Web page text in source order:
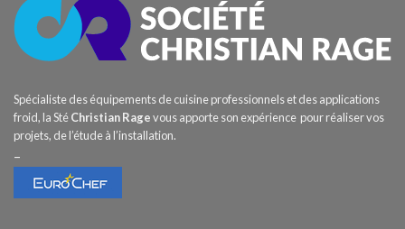
Spécialiste des équipements de cuisine professionnels et des applications
froid, la StéChristian Ragevous apporte son expérience pour réaliser vos
projets, de l’étude à l’installation.
–